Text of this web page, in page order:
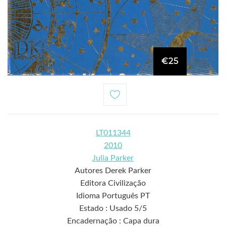
€25
LT011344
2010
Julia Parker
Autores Derek Parker
Editora Civilização
Idioma Português PT
Estado : Usado 5/5
Encadernação : Capa dura